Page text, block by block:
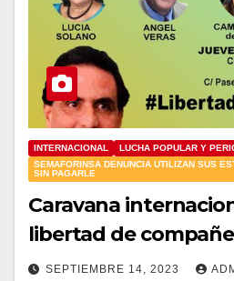
INTERNACIONAL
LUCHA POPULAR Y
SEMAFORINSA DENUNCIA UTILIZAN SUS
SIN PAGARLE
Caravana
libertad de
SEPTIEMBRE 14, 2023